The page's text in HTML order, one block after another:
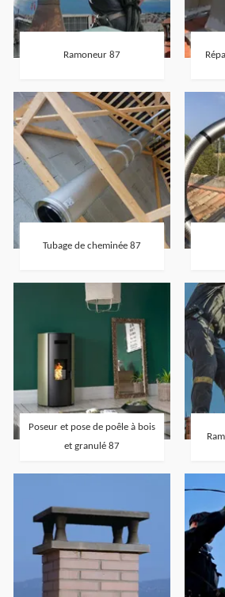
Ramoneur 87
Tubage de cheminée 87
Poseur et pose de poêle à bois
et granulé 87